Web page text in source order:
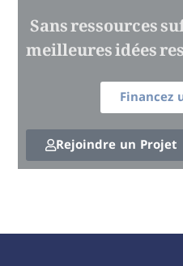
Sans ressources
meilleures idées
Financez
Rejoindre un Projet